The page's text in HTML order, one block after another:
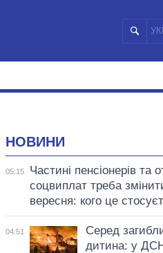
НОВИНИ
05:15
Частині пенсіонерів та
соцвиплат треба
вересня: кого це
04:51
Серед
дитина: у